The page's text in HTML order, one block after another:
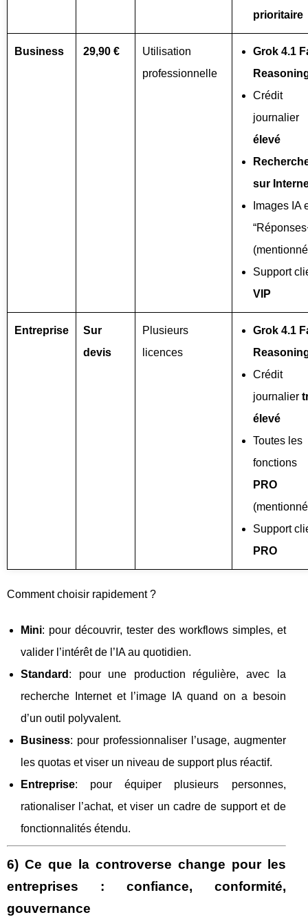
prioritaire
Business 29,90 €
Utilisation
professionnelle
Grok 4.1
Crédit
journalier
élevé
sur
Images IA
Support
VIP
Entreprise
Sur
devis
Plusieurs
licences
Grok 4.1
Crédit
journalier
élevé
Toutes les
fonctions
PRO
Support
PRO
Comment choisir rapidement ?
Mini: pour découvrir, tester des workflows simples, et
valider l’intérêt de l’IA au quotidien.
Standard : pour une production régulière, avec la
recherche Internet et l’image IA quand on a besoin
d’un outil polyvalent.
Business: pour professionnaliser l’usage, augmenter
les quotas et viser un niveau de support plus réactif.
Entreprise: pour équiper plusieurs personnes,
rationaliser l’achat, et viser un cadre de support et de
fonctionnalités étendu.
6) Ce que la controverse change pour les
entreprises : confiance, conformité,
gouvernance